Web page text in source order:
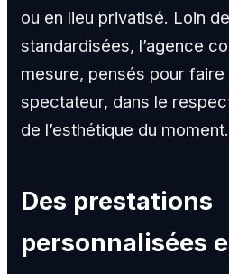
ou en lieu privatisé. Loin
standardisées, l’agence
mesure, pensés pour
spectateur, dans le
de l’esthétique du moment.
Des prestations
personnalisées